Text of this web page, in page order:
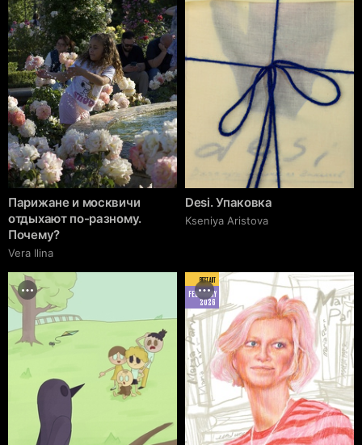
Парижане и москвичи
отдыхают по-разному.
Почему?
Vera Ilina
Desi. Упаковка
Kseniya Aristova
BEST ART
FEBRUARY
2026